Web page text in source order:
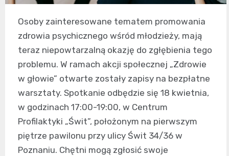
Osoby zainteresowane tematem promowania
zdrowia psychicznego wśród młodzieży, mają
teraz niepowtarzalną okazję do zgłębienia tego
problemu. W ramach akcji społecznej „Zdrowie
w głowie” otwarte zostały zapisy na bezpłatne
warsztaty. Spotkanie odbędzie się 18 kwietnia,
w godzinach 17:00-19:00, w Centrum
Profilaktyki „Świt”, położonym na pierwszym
piętrze pawilonu przy ulicy Świt 34/36 w
Poznaniu. Chętni mogą zgłosić swoje